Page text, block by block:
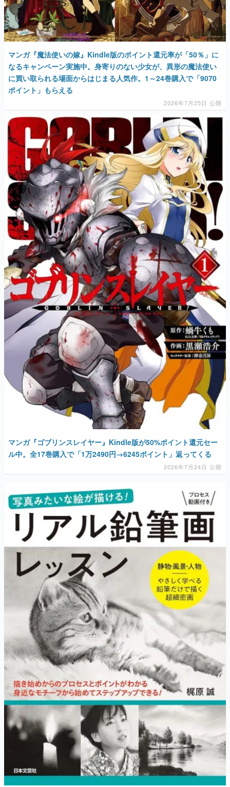
マンガ『魔法使いの嫁』Kindle版のポイント還元率が「50％」に
なるキャンペーン実施中。身寄りのない少女が、異形の魔法使い
に買い取られる場面からはじまる人気作。1～24巻購入で「9070
ポイント」もらえる
2026年7月25日 公開
マンガ『ゴブリンスレイヤー』Kindle版が50%ポイント還元セー
ル中。全17巻購入で「1万2490円→6245ポイント」返ってくる
2026年7月24日 公開